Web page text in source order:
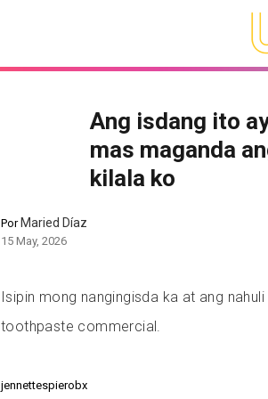
Ang isdang ito
mas maganda
kilala ko
PorMaried Díaz
15 May, 2026
Isipin mong nangingisda ka at ang
toothpaste commercial.
jennettespierobx